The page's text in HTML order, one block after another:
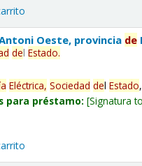
Oeste, provincia de
delEstado.
Eléctrica, Sociedad delEstado
para préstamo: Signatura